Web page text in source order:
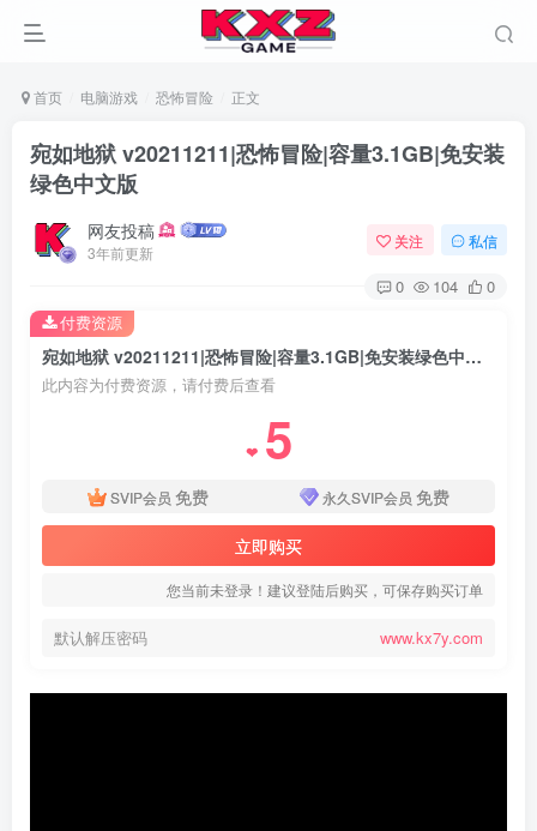
首页 电脑游戏 恐怖冒险 正文
宛如地狱 v20211211|恐怖冒险|容量3.1GB|免安装
绿色中文版
网友投稿
3年前更新
关注 私信
0 104 0
宛如地狱 v20211211|恐怖冒险|容量3.1GB|免安装绿色中文版
此内容为付费资源，请付费后查看
❤ 5
SVIP会员 免费 永久SVIP会员 免费
立即购买
您当前未登录！建议登陆后购买，可保存购买订单
默认解压密码 www.kx7y.com
付费资源